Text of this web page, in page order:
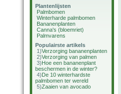
Plantenlijsten
Palmbomen
Winterharde palmbomen
Bananenplanten
Canna's (bloemriet)
Palmvarens
Populairste artikels
1)Verzorging bananenplanten
2)Verzorging van palmen
3)Hoe een bananenplant
beschermen in de winter?
4)De 10 winterhardste
palmbomen ter wereld
5)Zaaien van avocado